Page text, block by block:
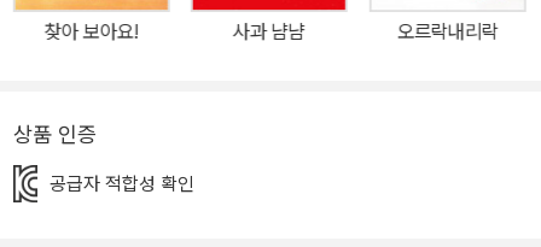
동감 넘치는 동물들의 춤을 표현했어요. 이 책은 우리가 알아차리지
못하는 순간에도 세상은 사랑으로 가득하다는 사실을 전하고 있어요.
이 유쾌한 몸짓으로 삶을 노래한다. 작가의 시 선은 어린 독자의 마음
을 감싸는 듯한 따뜻함 이 있으며, 무엇보다 생기 넘치는 건강한 표현
찾아 보아요! 사과 냠냠 오르락내리락
상품 인증
공급자 적합성 확인